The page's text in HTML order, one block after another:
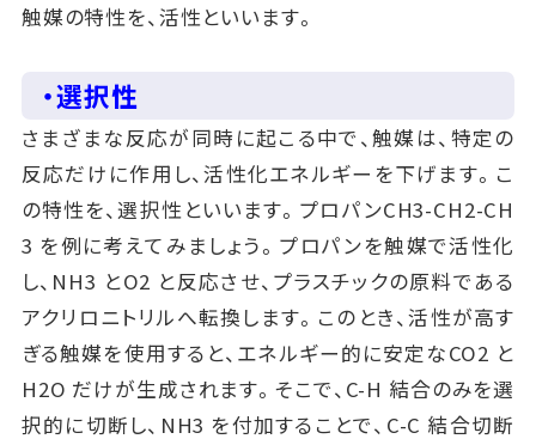
触媒の特性を、活性といいます。
・選択性
さまざまな反応が同時に起こる中で、触媒は、特定の
反応だけに作用し、活性化エネルギーを下げます。こ
の特性を、選択性といいます。プロパンCH3-CH2-CH
3 を例に考えてみましょう。プロパンを触媒で活性化
し、NH3 とO2 と反応させ、プラスチックの原料である
アクリロニトリルへ転換します。このとき、活性が高す
ぎる触媒を使用すると、エネルギー的に安定なCO2 と
H2O だけが生成されます。そこで、C-H 結合のみを選
択的に切断し、NH3 を付加することで、C-C 結合切断